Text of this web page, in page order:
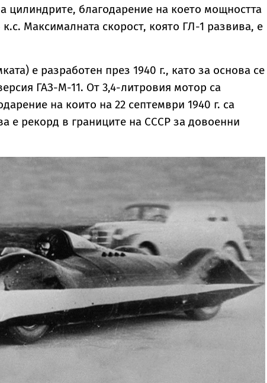
цилиндрите, благодарение на което мощността
Максималната скорост, която ГЛ-1 развива, е
е разработен през 1940 г., като за основа се
ГАЗ-М-11. От 3,4-литровия мотор са
на които на 22 септември 1940 г. са
е рекорд в границите на СССР за довоенни